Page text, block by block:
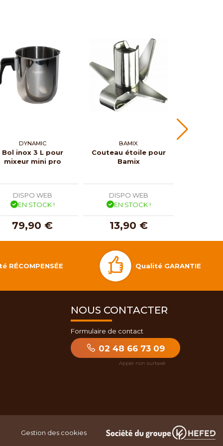
DYNAMIC
Bol inox 3 L pour
mixeur mini pro
DISPO WEB
EN STOCK !
79,90 €
BAMIX
Couteau étoile pour
Bamix
DISPO WEB
EN STOCK !
13,90 €
RÉCOMPENSÉE Qualité GARANTIE
NOUS CONTACTER
Formulaire de contact
02 48 66 73 09
Gestion des cookies